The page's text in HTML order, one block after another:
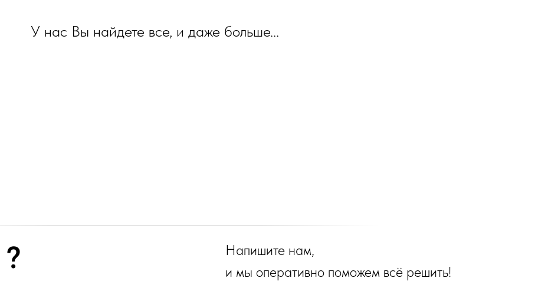
У нас Вы найдете все, и даже больше...
Напишите нам,
и мы оперативно поможем всё решить!